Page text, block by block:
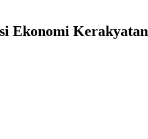
Ekonomi Kerakyatan